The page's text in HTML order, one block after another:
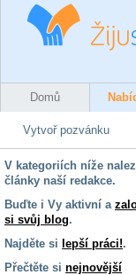
Domů
Vytvoř pozvánku
V kategoriích níže
články naší redakce.
Buďte i Vy aktivní a
si svůj blog.
Najděte si lepší práci!.
Přečtěte si nejnovější